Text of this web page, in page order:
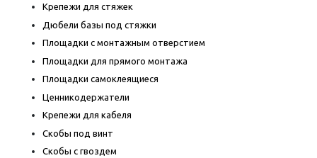
Крепежи для стяжек
Дюбели базы под стяжки
Площадки с монтажным отверстием
Площадки для прямого монтажа
Площадки самоклеящиеся
Ценникодержатели
Крепежи для кабеля
Скобы под винт
Скобы с гвоздем